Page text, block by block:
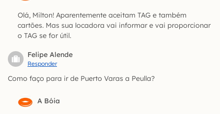
Olá, Milton! Aparentemente aceitam TAG e também
cartões. Mas sua locadora vai informar e vai proporcionar
o TAG se for útil.
Felipe Alende
Responder
Como faço para ir de Puerto Varas a Peulla?
A Bóia